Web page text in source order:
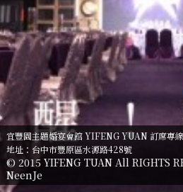
宜豐園主題婚宴會館 YIFENG YUAN 訂席專
地址：台中市豐原區水源路428號
© 2015 YIFENG TUAN All RIGHTS
NeenJe